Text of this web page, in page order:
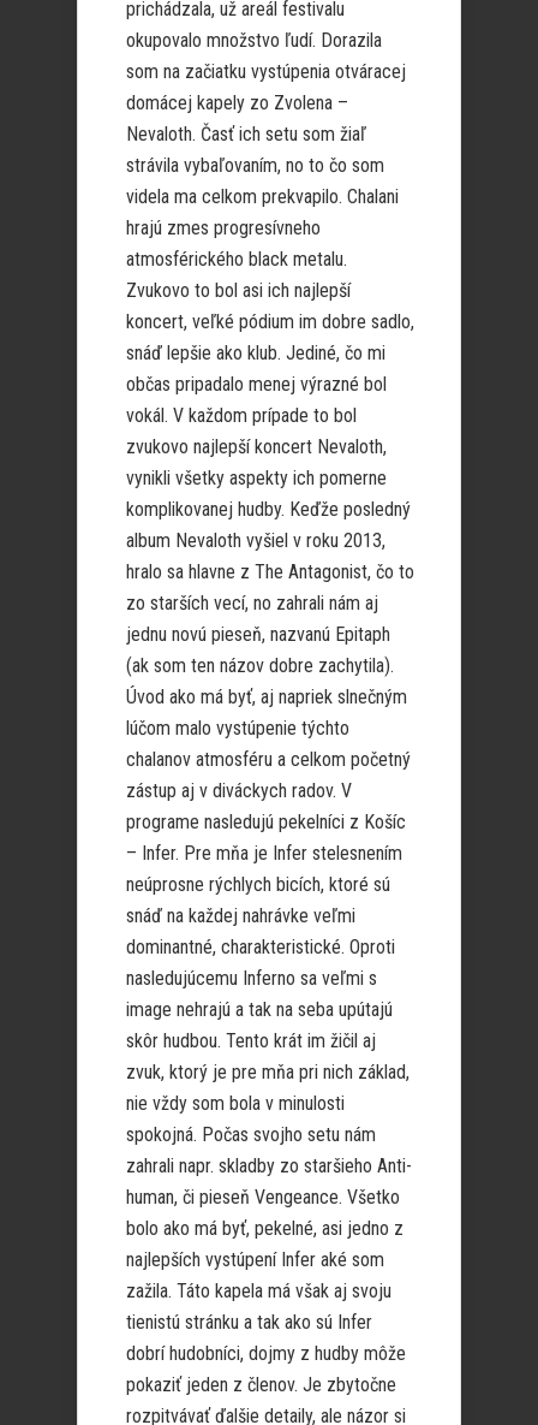
prichádzala, už areál festivalu
okupovalo množstvo ľudí. Dorazila
som na začiatku vystúpenia otváracej
domácej kapely zo Zvolena –
Nevaloth. Časť ich setu som žiaľ
strávila vybaľovaním, no to čo som
videla ma celkom prekvapilo. Chalani
hrajú zmes progresívneho
atmosférického black metalu.
Zvukovo to bol asi ich najlepší
koncert, veľké pódium im dobre sadlo,
snáď lepšie ako klub. Jediné, čo mi
občas pripadalo menej výrazné bol
vokál. V každom prípade to bol
zvukovo najlepší koncert Nevaloth,
vynikli všetky aspekty ich pomerne
komplikovanej hudby. Keďže posledný
album Nevaloth vyšiel v roku 2013,
hralo sa hlavne z The Antagonist, čo to
zo starších vecí, no zahrali nám aj
jednu novú pieseň, nazvanú Epitaph
(ak som ten názov dobre zachytila).
Úvod ako má byť, aj napriek slnečným
lúčom malo vystúpenie týchto
chalanov atmosféru a celkom početný
zástup aj v diváckych radov. V
programe nasledujú pekelníci z Košíc
– Infer. Pre mňa je Infer stelesnením
neúprosne rýchlych bicích, ktoré sú
snáď na každej nahrávke veľmi
dominantné, charakteristické. Oproti
nasledujúcemu Inferno sa veľmi s
image nehrajú a tak na seba upútajú
skôr hudbou. Tento krát im žičil aj
zvuk, ktorý je pre mňa pri nich základ,
nie vždy som bola v minulosti
spokojná. Počas svojho setu nám
zahrali napr. skladby zo staršieho Anti-
human, či pieseň Vengeance. Všetko
bolo ako má byť, pekelné, asi jedno z
najlepších vystúpení Infer aké som
zažila. Táto kapela má však aj svoju
tienistú stránku a tak ako sú Infer
dobrí hudobníci, dojmy z hudby môže
pokaziť jeden z členov. Je zbytočne
rozpitvávať ďalšie detaily, ale názor si